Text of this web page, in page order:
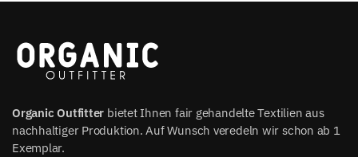
Organic Outfitter bietet Ihnen fair gehandelte Textilien aus
nachhaltiger Produktion. Auf Wunsch veredeln wir schon ab 1
Exemplar.